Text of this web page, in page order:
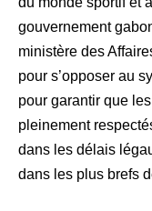
gouvernement
ministère des
pour s’opposer au
pour garantir que
pleinement
dans les délais
dans les plus brefs